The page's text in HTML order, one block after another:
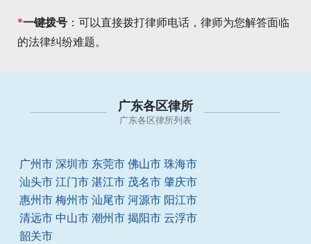
*一键拨号 ：可以直接拨打律师电话，律师为您解答面临
的法律纠纷难题。
广东各区律所
广东各区律所列表
广州市 深圳市 东莞市 佛山市 珠海市
汕头市 江门市 湛江市 茂名市 肇庆市
惠州市 梅州市 汕尾市 河源市 阳江市
清远市 中山市 潮州市 揭阳市 云浮市
韶关市